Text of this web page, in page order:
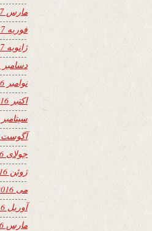
مارس 2017
فوریه 2017
ژانویه 2017
دسامبر 2016
نوامبر 2016
اکتبر 2016
سپتامبر 2016
آگوست 2016
جولای 2016
ژوئن 2016
می 2016
آوریل 2016
مارس 2016